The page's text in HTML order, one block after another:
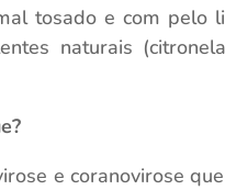
tosado e com pelo
naturais
e coranovirose